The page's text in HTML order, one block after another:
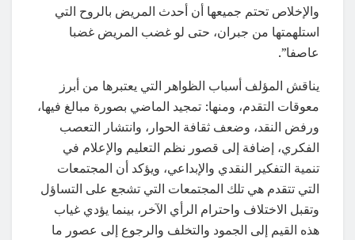
والإخلاص تحتم جميعها أن أحدث المريض بالروح التي
استلهمتها من جبران، حتى لو غضب المريض غضبا
عاصفا”.
يناقش المؤلف أسباب الظواهر التي يعتبرها من أبرز
معوقات التقدم، ومنها: تمجيد الماضي بصورة مبالغ فيها،
ورفض النقد، وضعف ثقافة الحوار، وانتشار التعصب
الفكري، إضافة إلى قصور نظم التعليم والإعلام في
تنمية التفكير النقدي والإبداعي، ويؤكد أن المجتمعات
التي تتقدم هي تلك المجتمعات التي تشجع على التساؤل
وتقبل الاختلاف واحترام الرأي الآخر، بينما يؤدي غياب
هذه القيم إلى الجمود والتخلف والرجوع إلى عصور ما